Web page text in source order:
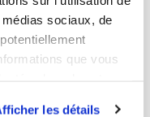
sociaux, de
que vous
les détails